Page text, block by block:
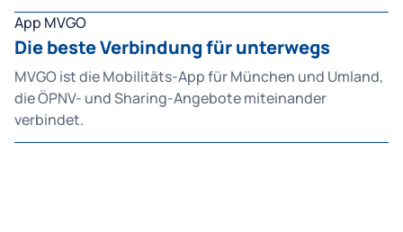
App MVGO
Die beste Verbindung für unterwegs
MVGO ist die Mobilitäts-App für München und Umland,
die ÖPNV- und Sharing-Angebote miteinander
verbindet.